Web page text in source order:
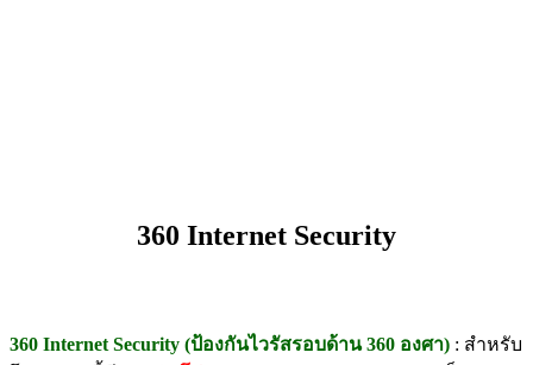
360 Internet Security
360 Internet Security (ป้องกันไวรัสรอบด้าน 360 องศา) : สำหรับ